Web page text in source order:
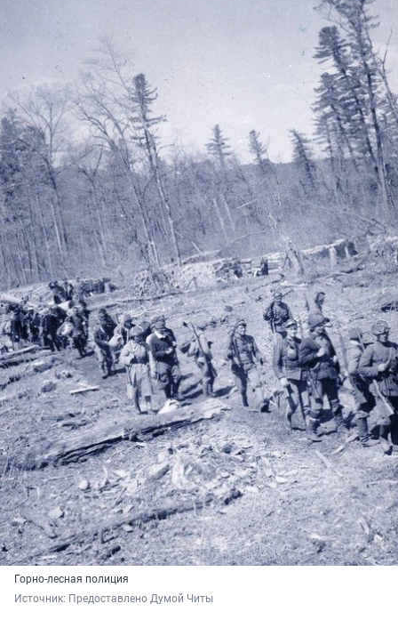
Горно-лесная полиция
Источник: Предоставлено Думой Читы